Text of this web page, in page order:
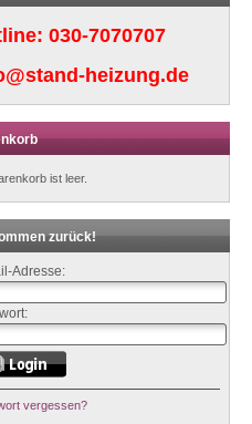
030-7070707
heizung.de
ist leer.
zurück!
Adresse:
vergessen?